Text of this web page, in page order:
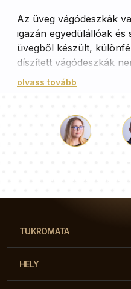
Az üveg vágódeszkák
igazán egyedülállóak és
üvegből készült,
díszített vágódeszkák
eszközök, hanem igazi
vallásos motívumokkal
különleges atmoszférát
és hozzáadnak egy kis
olvass tovább
TUKROMATA
HELY